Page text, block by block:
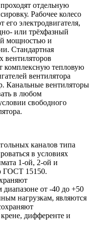
отдельную
Рабочее колесо
его электродвигателя,
или трёхфазный
мощностью и
Стандартная
вентиляторов
комплексную тепловую
вентилятора
Канальные вентиляторы
в любом
свободного
каналов типа
в условиях
1-ой, 2-ой и
ГОСТ 15150.
диапазоне от -40 до +50
нагрузкам, являются
дифференте и